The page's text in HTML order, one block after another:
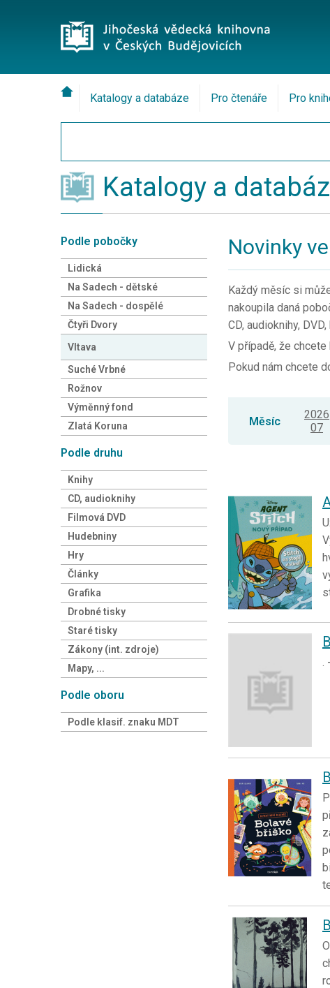
Katalogy a databáze Pro čtenáře Pro
Katalogy a
Podle pobočky
Lidická
Na Sadech - dětské
Na Sadech - dospělé
Čtyři Dvory
Vltava
Suché Vrbné
Rožnov
Výměnný fond
Zlatá Koruna
Podle druhu
Knihy
CD, audioknihy
Filmová DVD
Hudebniny
Hry
Články
Grafika
Drobné tisky
Staré tisky
Zákony (int. zdroje)
Mapy, ...
Podle oboru
Podle klasif. znaku MDT
Novinky
Každý měsíc si
nakoupila daná
CD, audioknihy, DVD,
V případě, že
Pokud nám chcete
Měsíc
2026
07
.